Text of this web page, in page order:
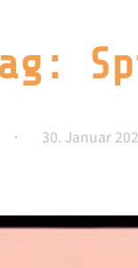
30. Januar